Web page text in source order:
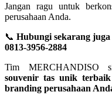
Jangan ragu untuk
perusahaan Anda.
📞 Hubungi sekarang
0813-3956-2884
Tim MERCHANDISO
souvenir tas unik
branding perusahaan